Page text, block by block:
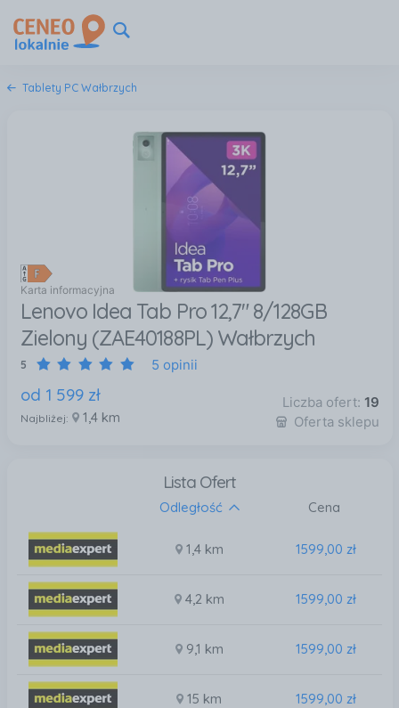
Tablety PC Wałbrzych
Karta informacyjna
Lenovo Idea Tab Pro 12,7" 8/128GB
Zielony (ZAE40188PL) Wałbrzych
5 5 opinii
od 1 599 zł
Najbliżej: 1,4 km
Liczba ofert: 19
Oferta sklepu
Lista Ofert
Odległość Cena
1,4 km 1599,00 zł
4,2 km 1599,00 zł
9,1 km 1599,00 zł
15 km 1599,00 zł